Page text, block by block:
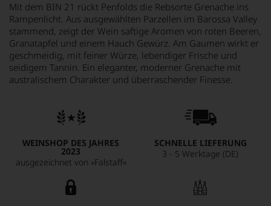
Mit dem BIN 21 rückt Penfolds die Rebsorte Grenache ins
Rampenlicht. Aus ausgewählten Parzellen im Barossa Valley
stammend, zeigt der Wein saftige Aromen von roten Beeren,
Granatapfel und einem Hauch Gewürz. Am Gaumen wirkt er
geschmeidig, mit feiner Würze, lebendiger Frische und
seidigem Tannin. Ein eleganter, moderner Grenache mit
australischem Charakter und überraschender Finesse.
WEINSHOP DES JAHRES
2023
ausgezeichnet von »Falstaff«
SCHNELLE LIEFERUNG
3 - 5 Werktage (DE)